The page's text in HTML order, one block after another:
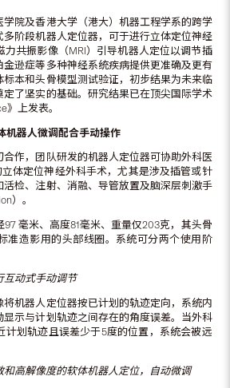
院及香港大学（港大）机器工程学系的跨学
阶段机器人定位器，可于进行立体定位神经
力共振影像（MRI）引导机器人定位以调节插
逊症等多种神经系统疾病提供更准确及更有
标本和头骨模型测试验证，初步结果为未来临
定了坚实的基础。研究结果已在顶尖国际学术
》上发表。
机器人微调配合手动操作
作，团队研发的机器人定位器可协助外科医
体定位神经外科手术，尤其是涉及插管或针
活检、注射、消融、导管放置及脑深层刺激手
）。
毫米、高度81毫米、重量仅203克，其头骨
准造影用的头部线圈。系统可分两个使用阶
互动式手动调节
机器人定位器按已计划的轨迹定向，系统内
显示与计划轨迹之间存在的角度误差。当外科
计划轨迹且误差少于5度的位置，系统会被远
和高解像度的软体机器人定位，自动微调